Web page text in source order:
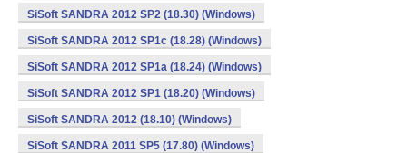
SiSoft SANDRA 2012 SP2 (18.30) (Windows)
SiSoft SANDRA 2012 SP1c (18.28) (Windows)
SiSoft SANDRA 2012 SP1a (18.24) (Windows)
SiSoft SANDRA 2012 SP1 (18.20) (Windows)
SiSoft SANDRA 2012 (18.10) (Windows)
SiSoft SANDRA 2011 SP5 (17.80) (Windows)